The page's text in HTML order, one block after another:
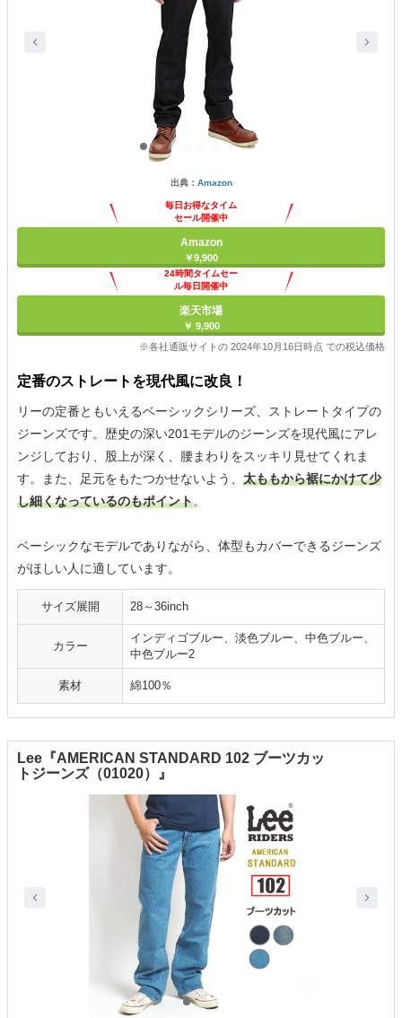
出典： Amazon
毎日お得なタイム
セール開催中
Amazon
￥9,900
24時間タイムセー
ル毎日開催中
楽天市場
￥ 9,900
※各社通販サイトの 2024年10月16日時点 での税込価格
定番のストレートを現代風に改良！
リーの定番ともいえるベーシックシリーズ、ストレートタイプの
ジーンズです。歴史の深い201モデルのジーンズを現代風にアレ
ンジしており、股上が深く、腰まわりをスッキリ見せてくれま
す。また、足元をもたつかせないよう、 太ももから裾にかけて少
し細くなっているのもポイント。
ベーシックなモデルでありながら、体型もカバーできるジーンズ
がほしい人に適しています。
サイズ展開 28～36inch
カラー
インディゴブルー、淡色ブルー、中色ブルー、
中色ブルー2
素材 綿100％
Lee『AMERICAN STANDARD 102 ブーツカッ
トジーンズ（01020）』